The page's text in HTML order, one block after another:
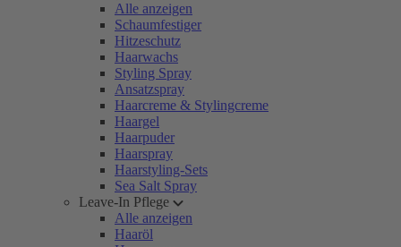
Alle anzeigen
Schaumfestiger
Hitzeschutz
Haarwachs
Styling Spray
Ansatzspray
Haarcreme & Stylingcreme
Haargel
Haarpuder
Haarspray
Haarstyling-Sets
Sea Salt Spray
Leave-In Pflege
Alle anzeigen
Haaröl